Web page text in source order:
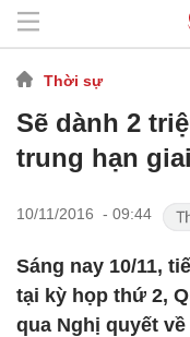
Thời sự
Sẽ dành 2
trung hạn
10/11/2016 - 09:44
Sáng nay 10/11,
tại kỳ họp thứ 2,
qua Nghị quyết